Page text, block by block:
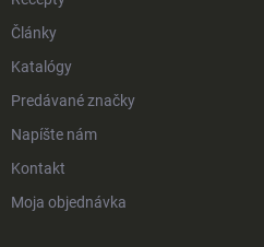
Články
Katalógy
Predávané značky
Napíšte nám
Kontakt
Moja objednávka